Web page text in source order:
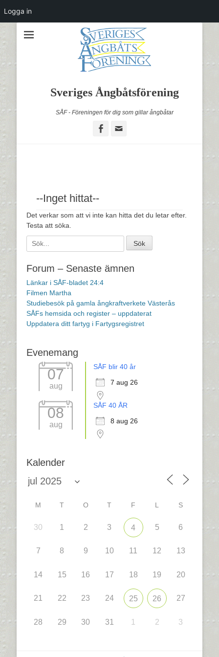
Sveriges Ångbåtsförening
SÅF - Föreningen för dig som gillar ångbåtar
Facebook
--Inget hittat--
Det verkar som att vi inte kan hitta det du letar efter.
Testa att söka.
Sök
efter:
Forum – Senaste ämnen
Länkar i SÅF-bladet 24:4
Filmen Martha
Studiebesök på gamla ångkraftverkete Västerås
SÅFs hemsida och register – uppdaterat
Uppdatera ditt fartyg i Fartygsregistret
Evenemang
07
aug
SÅF blir 40 år
7 aug 26
08
aug
SÅF 40 ÅR
8 aug 26
Kalender
M T O T F L S
30 1 2 3 4 5 6
7 8 9 10 11 12 13
14 15 16 17 18 19 20
21 22 23 24 25 26 27
28 29 30 31 1 2 3
Logga in